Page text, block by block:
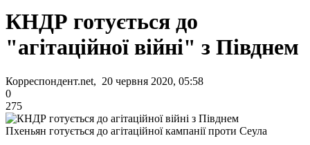
КНДР готується до
"агітаційної війні" з Півднем
Корреспондент.net, 20 червня 2020, 05:58
0
275
Пхеньян готується до агітаційної кампанії проти Сеула